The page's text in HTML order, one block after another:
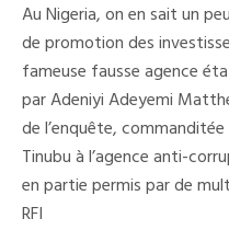
Au Nigeria, on en sait un
de promotion des
fameuse fausse agence
par Adeniyi Adeyemi
de l’enquête,
Tinubu à l’agence anti-
en partie permis par de
RFI